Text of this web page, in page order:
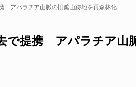
アパラチア山脈の旧鉱山跡地を再森林化
で提携 アパラチア山